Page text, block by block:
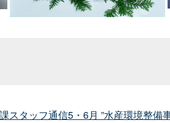
スタッフ通信5・6月 ”水産環境整備